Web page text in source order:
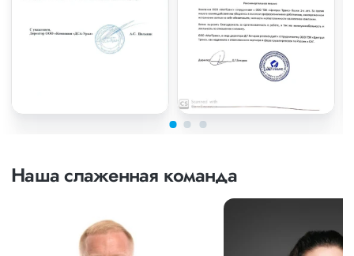
Наша слаженная команда